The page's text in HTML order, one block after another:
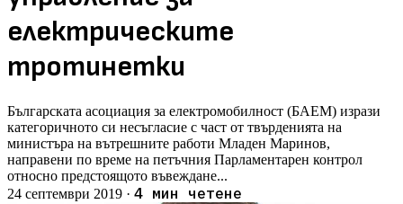
електрическите
тротинетки
Българската асоциация за електромобилност (БАЕМ) изрази
категоричното си несъгласие с част от твърденията на
министъра на вътрешните работи Младен Маринов,
направени по време на петъчния Парламентарен контрол
относно предстоящото въвеждане...
24 септември 2019 · 4 мин четене